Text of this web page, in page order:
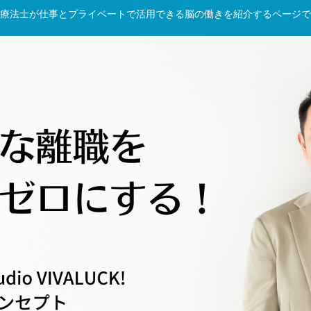
法士が仕事とプライベートで活用できる脳の働きを紹介するページ